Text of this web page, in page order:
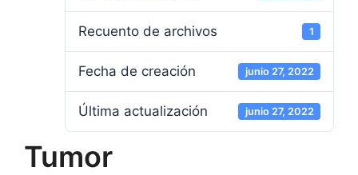
Recuento de archivos 1
Fecha de creación junio 27, 2022
Última actualización junio 27, 2022
Tumor